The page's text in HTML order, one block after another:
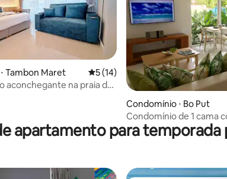
de 5, 4 avaliações
Tambon Maret 5 de uma avaliação média de 5, 14
5 (14)
aconchegante na praia de
Condomínio ⋅ Bo Put
Condomínio de 1 cama
privativo em Samui
apartamento para